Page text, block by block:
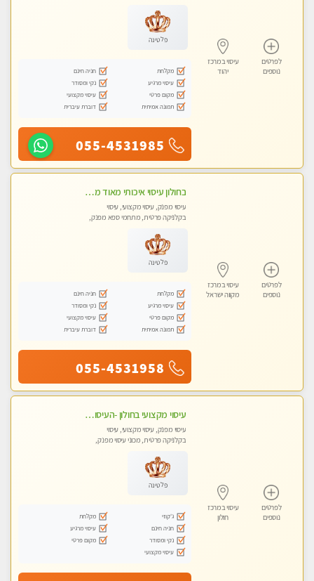
לפרטים
נוספים
עיסוי במרכז
יהוד
פלטינה
מקלחת
חניה חינם
עיסוי מרגיע
נקי ומסודר
מקום פרטי
עיסוי מקצועי
תמונה אמיתית
דוברת עיברית
055-4531985
לפרטים
נוספים
עיסוי במרכז
מקווה ישראל
בחולון עיסוי איכותי מאוד מעסה מקצועית
עיסוי מפנק, עיסוי מקצועי, עיסוי
בקלניקה פרטית, מתחמי ספא מפנק,
פלטינה
מקלחת
חניה חינם
עיסוי מרגיע
נקי ומסודר
מקום פרטי
עיסוי מקצועי
תמונה אמיתית
דוברת עיברית
055-4531958
לפרטים
נוספים
עיסוי במרכז
חולון
עיסוי מקצועי בחולון -העיסוי הכי טוב בעיר אצלי רוצה לבוא ? תתקשר
עיסוי מפנק, עיסוי מקצועי, עיסוי
בקלניקה פרטית, מכוני עיסוי מפנק,
פלטינה
ג'קוזי
מקלחת
חניה חינם
עיסוי מרגיע
נקי ומסודר
מקום פרטי
עיסוי מקצועי